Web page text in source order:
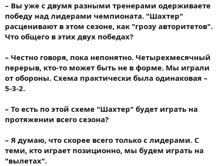
– Вы уже с двумя разными тренерами одерживаете
победу над лидерами чемпионата. "Шахтер"
расценивают в этом сезоне, как "грозу авторитетов".
Что общего в этих двух победах?
– Честно говоря, пока непонятно. Четырехмесячный
перерыв, кто-то может быть не в форме. Мы играли
от обороны. Схема практически была одинаковая –
5-3-2.
– То есть по этой схеме "Шахтер" будет играть на
протяжении всего сезона?
– Я думаю, что скорее всего только с лидерами. С
теми, кто играет позиционно, мы будем играть на
"вылетах".